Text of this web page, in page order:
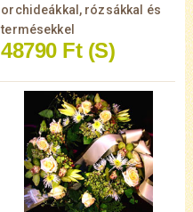
orchideákkal, rózsákkal és
termésekkel
48790 Ft (S)